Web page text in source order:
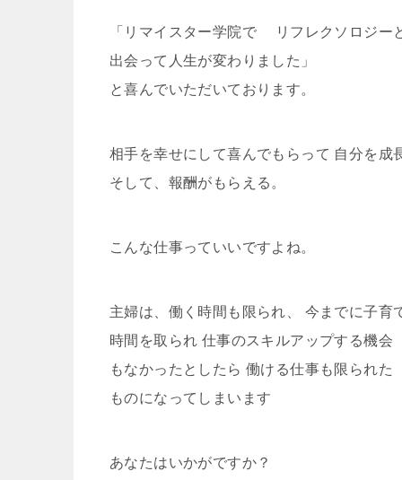
「リマイスター学院で リフレクソロジー
出会って人生が変わりました」
と喜んでいただいております。
相手を幸せにして喜んでもらって 自分を成
そして、報酬がもらえる。
こんな仕事っていいですよね。
主婦は、働く時間も限られ、 今までに子育
時間を取られ 仕事のスキルアップする機会
もなかったとしたら 働ける仕事も限られた
ものになってしまいます
あなたはいかがですか？